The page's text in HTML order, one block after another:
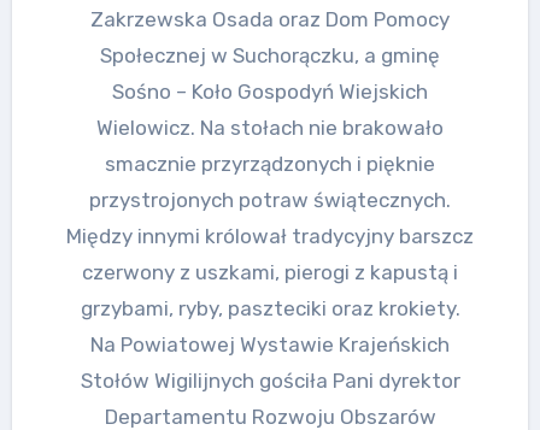
Zakrzewska Osada oraz Dom Pomocy
Społecznej w Suchorączku, a gminę
Sośno – Koło Gospodyń Wiejskich
Wielowicz. Na stołach nie brakowało
smacznie przyrządzonych i pięknie
przystrojonych potraw świątecznych.
Między innymi królował tradycyjny barszcz
czerwony z uszkami, pierogi z kapustą i
grzybami, ryby, paszteciki oraz krokiety.
Na Powiatowej Wystawie Krajeńskich
Stołów Wigilijnych gościła Pani dyrektor
Departamentu Rozwoju Obszarów